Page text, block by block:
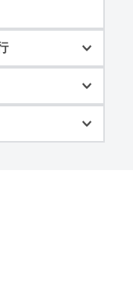
用程序中工作。
现高水平的生产